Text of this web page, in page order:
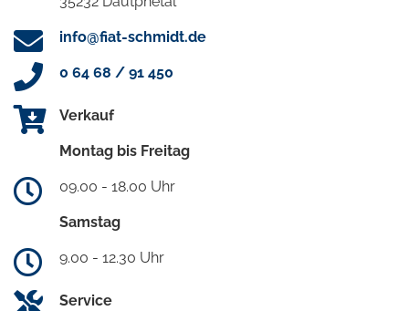
info@fiat-schmidt.de
0 64 68 / 91 450
Verkauf
Montag bis Freitag
09.00 - 18.00 Uhr
Samstag
9.00 - 12.30 Uhr
Service